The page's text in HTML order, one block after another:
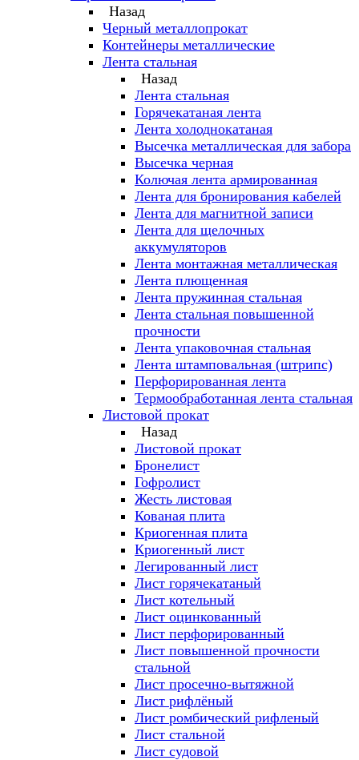
Назад
Черный металлопрокат
Контейнеры металлические
Лента стальная
Назад
Лента стальная
Горячекатаная лента
Лента холоднокатаная
Высечка металлическая для забора
Высечка черная
Колючая лента армированная
Лента для бронирования кабелей
Лента для магнитной записи
Лента для щелочных
аккумуляторов
Лента монтажная металлическая
Лента плющенная
Лента пружинная стальная
Лента стальная повышенной
прочности
Лента упаковочная стальная
Лента штамповальная (штрипс)
Перфорированная лента
Термообработанная лента стальная
Листовой прокат
Назад
Листовой прокат
Бронелист
Гофролист
Жесть листовая
Кованая плита
Криогенная плита
Криогенный лист
Легированный лист
Лист горячекатаный
Лист котельный
Лист оцинкованный
Лист перфорированный
Лист повышенной прочности
стальной
Лист просечно-вытяжной
Лист рифлёный
Лист ромбический рифленый
Лист стальной
Лист судовой